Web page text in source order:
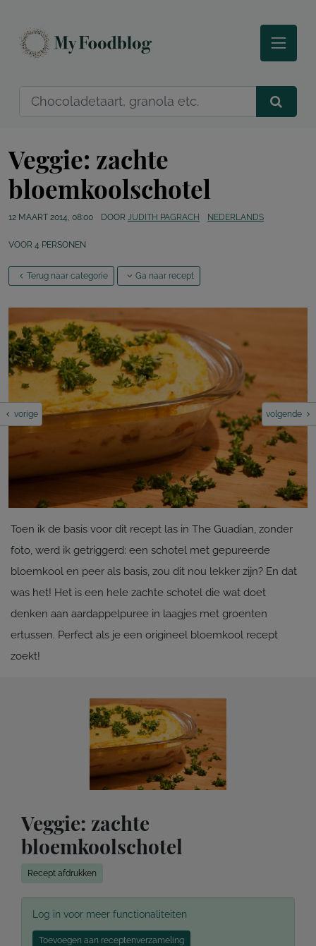
Veggie: zachte
bloemkoolschotel
12 MAART 2014, 08:00 DOOR JUDITH PAGRACH NEDERLANDS
VOOR 4 PERSONEN
Terug naar categorie Ga naar recept
vorige volgende
Toen ik de basis voor dit recept las in The Guadian, zonder
foto, werd ik getriggerd: een schotel met gepureerde
bloemkool en peer als basis, zou dit nou lekker zijn? En dat
was het! Het is een hele zachte schotel die wat doet
denken aan aardappelpuree in laagjes met groenten
ertussen. Perfect als je een origineel bloemkool recept
zoekt!
Veggie: zachte
bloemkoolschotel
Recept afdrukken
Log in voor meer functionaliteiten
Toevoegen aan receptenverzameling